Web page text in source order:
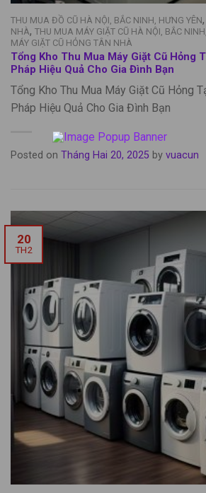
THU MUA ĐỒ CŨ HÀ NỘI, BẮC NINH, HƯNG YÊN,
NHÀ, THU MUA MÁY GIẶT CŨ HÀ NỘI, BẮC
MÁY GIẶT CŨ HỎNG TÂN NHÀ
Tổng Kho Thu Mua Máy Giặt Cũ Hỏng
Pháp Hiệu Quả Cho Gia Đình Bạn
Tổng Kho Thu Mua Máy Giặt Cũ Hỏng
Pháp Hiệu Quả Cho Gia Đình Bạn
Posted on Tháng Hai 20, 2025 by vuacun
20
TH2